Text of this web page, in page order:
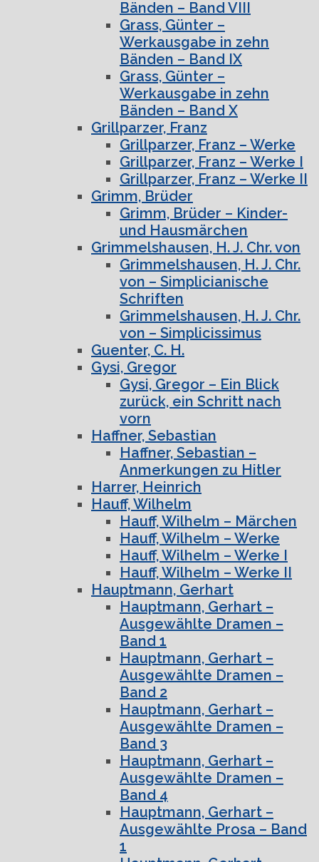
Bänden – Band VIII
Grass, Günter –
Werkausgabe in zehn
Bänden – Band IX
Grass, Günter –
Werkausgabe in zehn
Bänden – Band X
Grillparzer, Franz
Grillparzer, Franz – Werke
Grillparzer, Franz – Werke I
Grillparzer, Franz – Werke II
Grimm, Brüder
Grimm, Brüder – Kinder-
und Hausmärchen
Grimmelshausen, H. J. Chr. von
Grimmelshausen, H. J. Chr.
von – Simplicianische
Schriften
Grimmelshausen, H. J. Chr.
von – Simplicissimus
Guenter, C. H.
Gysi, Gregor
Gysi, Gregor – Ein Blick
zurück, ein Schritt nach
vorn
Haffner, Sebastian
Haffner, Sebastian –
Anmerkungen zu Hitler
Harrer, Heinrich
Hauff, Wilhelm
Hauff, Wilhelm – Märchen
Hauff, Wilhelm – Werke
Hauff, Wilhelm – Werke I
Hauff, Wilhelm – Werke II
Hauptmann, Gerhart
Hauptmann, Gerhart –
Ausgewählte Dramen –
Band 1
Hauptmann, Gerhart –
Ausgewählte Dramen –
Band 2
Hauptmann, Gerhart –
Ausgewählte Dramen –
Band 3
Hauptmann, Gerhart –
Ausgewählte Dramen –
Band 4
Hauptmann, Gerhart –
Ausgewählte Prosa – Band
1